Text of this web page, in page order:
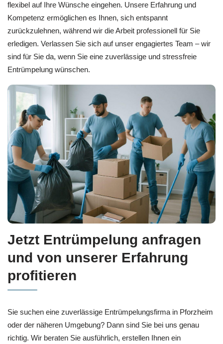
flexibel auf Ihre Wünsche eingehen. Unsere Erfahrung und
Kompetenz ermöglichen es Ihnen, sich entspannt
zurückzulehnen, während wir die Arbeit professionell für Sie
erledigen. Verlassen Sie sich auf unser engagiertes Team – wir
sind für Sie da, wenn Sie eine zuverlässige und stressfreie
Entrümpelung wünschen.
Jetzt Entrümpelung anfragen
und von unserer Erfahrung
profitieren
Sie suchen eine zuverlässige Entrümpelungsfirma in Pforzheim
oder der näheren Umgebung? Dann sind Sie bei uns genau
richtig. Wir beraten Sie ausführlich, erstellen Ihnen ein